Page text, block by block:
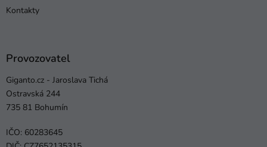
Kontakty
Provozovatel
Giganto.cz - Jaroslava Tichá
Ostravská 244
735 81 Bohumín
IČO: 60283645